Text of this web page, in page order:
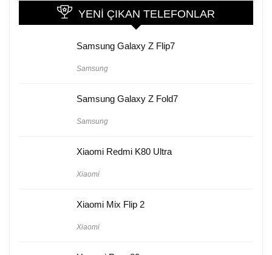
YENI ÇIKAN TELEFONLAR
Samsung Galaxy Z Flip7
Samsung
Samsung Galaxy Z Fold7
Samsung
Xiaomi Redmi K80 Ultra
Xiaomi
Xiaomi Mix Flip 2
Xiaomi